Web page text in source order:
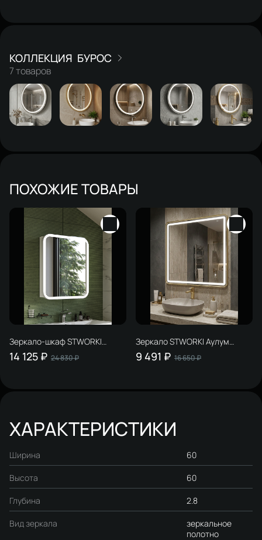
БУРОС
7 товаров
ПОХОЖИЕ ТОВАРЫ
Зеркало-шкаф STWORKI
Монтре 60 с подсветкой,
сенсорное, светодиод в
14 125 ₽ 24 830 ₽
Зеркало STWORKI Аулум
80x80, 3 цвета подсветки, с
подогревом, реверсивное,
9 491 ₽ 16 650 ₽
ХАРАКТЕРИСТИКИ
Ширина 60
Высота 60
Глубина 2.8
Вид зеркала
зеркальное
полотно